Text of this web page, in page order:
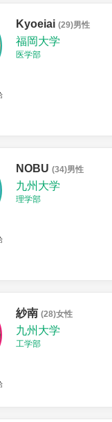
Kyoeiai (29)男性
福岡大学
医学部
NOBU (34)男性
九州大学
理学部
紗南 (28)女性
九州大学
工学部